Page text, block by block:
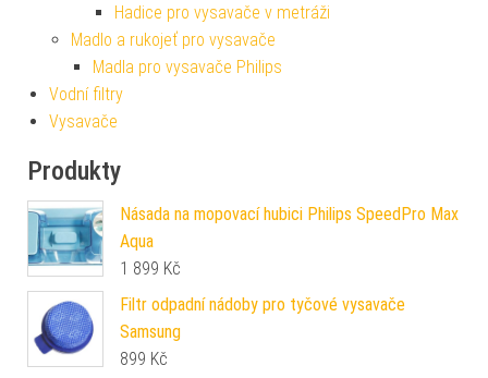
Hadice pro vysavače v metráži
Madlo a rukojeť pro vysavače
Madla pro vysavače Philips
Vodní filtry
Vysavače
Produkty
Násada na mopovací hubici Philips SpeedPro Max
Aqua
1 899 Kč
Filtr odpadní nádoby pro tyčové vysavače
Samsung
899 Kč